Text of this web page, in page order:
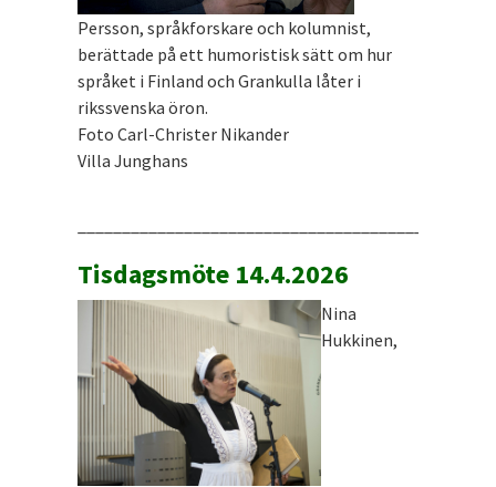
Persson, språkforskare och kolumnist,
berättade på ett humoristisk sätt om hur
språket i Finland och Grankulla låter i
rikssvenska öron.
Foto Carl-Christer Nikander
Villa Junghans
Tisdagsmöte 14.4.2026
Nina
Hukkinen,